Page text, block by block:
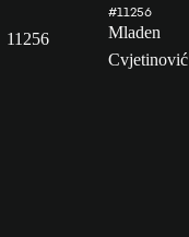
11256
#11256
Mladen
Cvjetinović